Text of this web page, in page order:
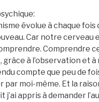
évolue à chaque fois
Car notre cerveau
Comprendre
à l’observation et
compte que peu de
par moi-même. Et la
j’ai appris à demander